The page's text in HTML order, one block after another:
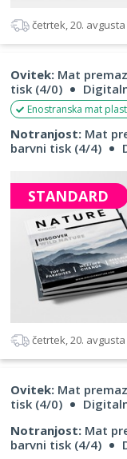
četrtek, 20. avgusta
Ovitek: Mat
tisk (4/0)
Enostranska mat
Notranjost: Mat
barvni tisk (4/4)
STANDARD
četrtek, 20. avgusta
Ovitek: Mat
tisk (4/0)
Notranjost: Mat
barvni tisk (4/4)